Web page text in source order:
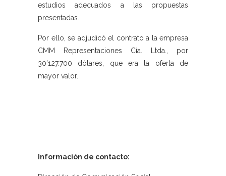
estudios adecuados a las propuestas
presentadas.
Por ello, se adjudicó el contrato a la empresa
CMM Representaciones Cía. Ltda., por
30’127.700 dólares, que era la oferta de
mayor valor.
Información de contacto: